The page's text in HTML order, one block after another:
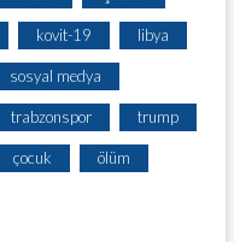
kovit-19 libya
sosyal medya
trabzonspor trump
çocuk ölüm